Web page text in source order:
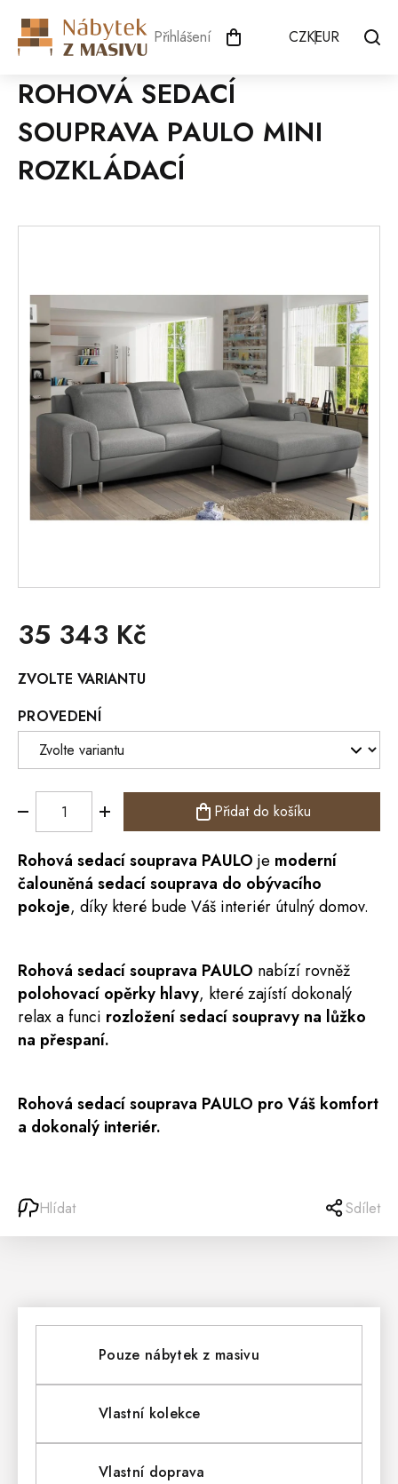
obsah
Přihlášení CZKEUR
ROHOVÁ SEDACÍ
SOUPRAVA PAULO MINI
ROZKLÁDACÍ
35 343 Kč
cena:
ZVOLTE VARIANTU
PROVEDENÍ
Přidat do košíku
Rohová sedací souprava PAULO je moderní
čalouněná sedací souprava do obývacího
pokoje, díky které bude Váš interiér útulný domov.
Rohová sedací souprava PAULO nabízí rovněž
polohovací opěrky hlavy, které zajístí dokonalý
relax a funci rozložení sedací soupravy na lůžko
na přespaní.
Rohová sedací souprava PAULO pro Váš komfort
a dokonalý interiér.
Hlídat Sdílet
Pouze nábytek z masivu
Vlastní kolekce
Vlastní doprava